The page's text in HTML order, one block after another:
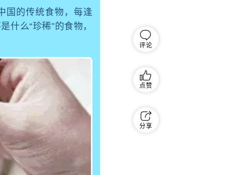
国的传统食物，每逢
什么“珍稀”的食物，
评论
点赞
分享